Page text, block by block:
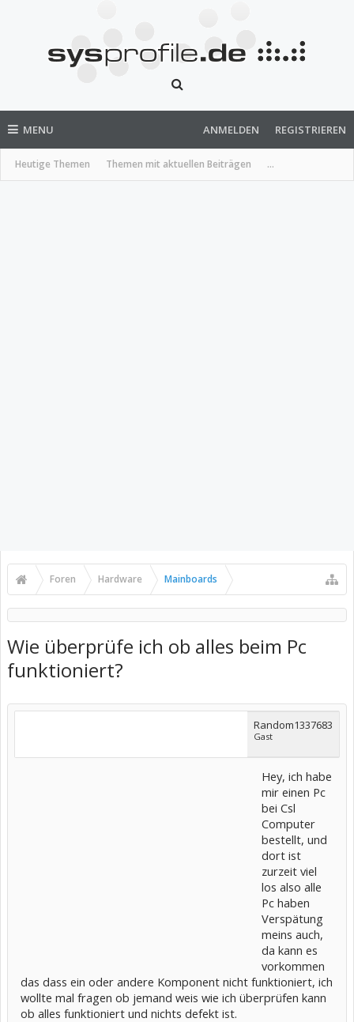
MENU
Heutige Themen Themen mit aktuellen Beiträgen ...
ANMELDEN REGISTRIEREN
Foren Hardware Mainboards
Wie überprüfe ich ob alles beim Pc
funktioniert?
Random1337683
Gast
Hey, ich habe
mir einen Pc
bei Csl
Computer
bestellt, und
dort ist
zurzeit viel
los also alle
Pc haben
Verspätung
meins auch,
da kann es
vorkommen
das dass ein oder andere Komponent nicht funktioniert, ich
wollte mal fragen ob jemand weis wie ich überprüfen kann
ob alles funktioniert und nichts defekt ist.